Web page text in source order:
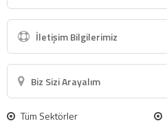
İletişim Bilgilerimiz
Biz Sizi Arayalım
Tüm Sektörler